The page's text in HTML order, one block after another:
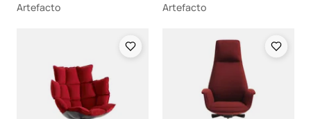
Artefacto Artefacto